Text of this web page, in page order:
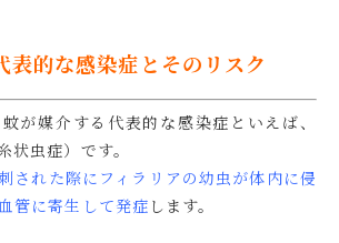
表的な感染症とそのリスク
が媒介する代表的な感染症といえば、
状虫症）です。
された際にフィラリアの幼虫が体内に侵
管に寄生して発症 します。